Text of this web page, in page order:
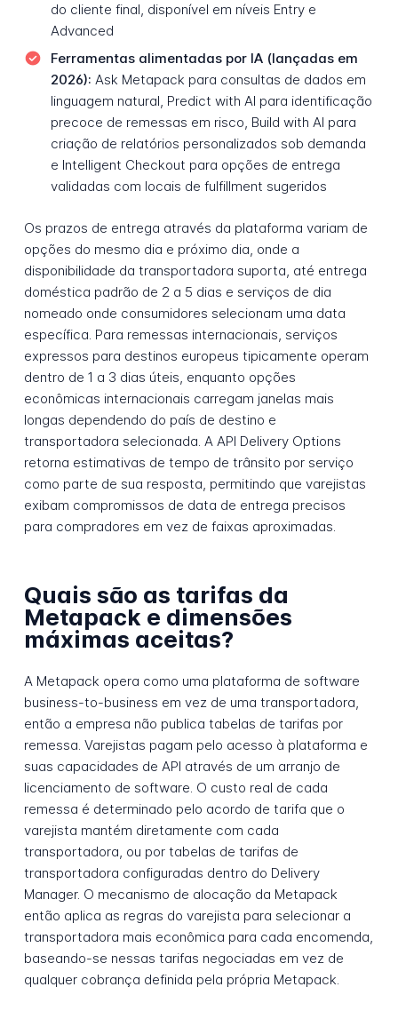
do cliente final, disponível em níveis Entry e
Advanced
Ferramentas alimentadas por IA (lançadas em
2026): Ask Metapack para consultas de dados em
linguagem natural, Predict with AI para identificação
precoce de remessas em risco, Build with AI para
criação de relatórios personalizados sob demanda
e Intelligent Checkout para opções de entrega
validadas com locais de fulfillment sugeridos
Os prazos de entrega através da plataforma variam de
opções do mesmo dia e próximo dia, onde a
disponibilidade da transportadora suporta, até entrega
doméstica padrão de 2 a 5 dias e serviços de dia
nomeado onde consumidores selecionam uma data
específica. Para remessas internacionais, serviços
expressos para destinos europeus tipicamente operam
dentro de 1 a 3 dias úteis, enquanto opções
econômicas internacionais carregam janelas mais
longas dependendo do país de destino e
transportadora selecionada. A API Delivery Options
retorna estimativas de tempo de trânsito por serviço
como parte de sua resposta, permitindo que varejistas
exibam compromissos de data de entrega precisos
para compradores em vez de faixas aproximadas.
Quais são as tarifas da
Metapack e dimensões
máximas aceitas?
A Metapack opera como uma plataforma de software
business-to-business em vez de uma transportadora,
então a empresa não publica tabelas de tarifas por
remessa. Varejistas pagam pelo acesso à plataforma e
suas capacidades de API através de um arranjo de
licenciamento de software. O custo real de cada
remessa é determinado pelo acordo de tarifa que o
varejista mantém diretamente com cada
transportadora, ou por tabelas de tarifas de
transportadora configuradas dentro do Delivery
Manager. O mecanismo de alocação da Metapack
então aplica as regras do varejista para selecionar a
transportadora mais econômica para cada encomenda,
baseando-se nessas tarifas negociadas em vez de
qualquer cobrança definida pela própria Metapack.